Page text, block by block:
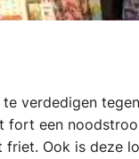
verdedigen
een
Ook is deze